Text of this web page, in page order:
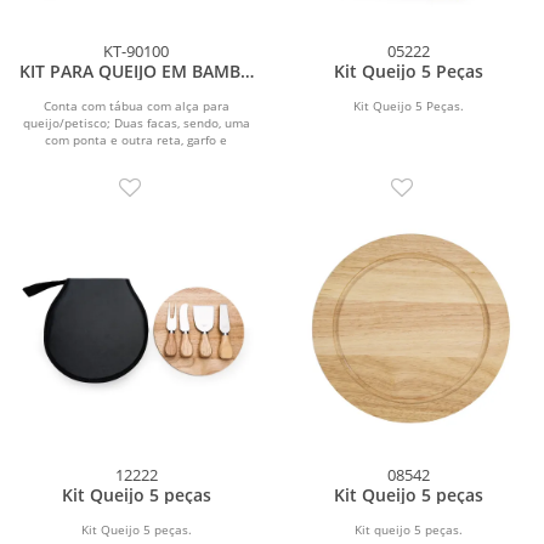
KT-90100
KIT PARA QUEIJO EM BAMBU
Conta com tábua com alça para
queijo/petisco; Duas facas, sendo, uma
com ponta e outra reta, garfo e
05222
Kit Queijo 5 Peças
Kit Queijo 5 Peças.
12222
Kit Queijo 5 peças
Kit Queijo 5 peças.
08542
Kit Queijo 5 peças
Kit queijo 5 peças.